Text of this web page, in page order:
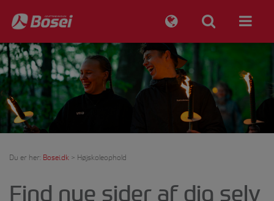
Du er her: Bosei.dk > Højskoleophold
Find nye sider af dig selv